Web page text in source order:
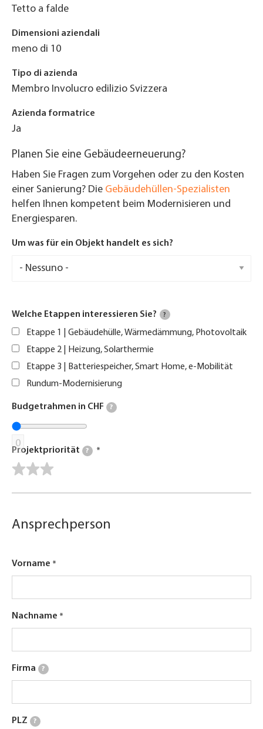
Tetto a falde
Dimensioni aziendali
meno di 10
Tipo di azienda
Membro Involucro edilizio Svizzera
Azienda formatrice
Ja
Planen Sie eine Gebäudeerneuerung?
Haben Sie Fragen zum Vorgehen oder zu den Kosten
einer Sanierung? Die Gebäudehüllen-Spezialisten
helfen Ihnen kompetent beim Modernisieren und
Energiesparen.
Um was für ein Objekt handelt es sich?
Welche Etappen interessieren Sie? ?
Etappe 1 | Gebäudehülle, Wärmedämmung, Photovoltaik
Etappe 2 | Heizung, Solarthermie
Etappe 3 | Batteriespeicher, Smart Home, e-Mobilität
Rundum-Modernisierung
Budgetrahmen in CHF ?
0
Projektpriorität ?
Ansprechperson
Vorname
Nachname
Firma ?
PLZ ?